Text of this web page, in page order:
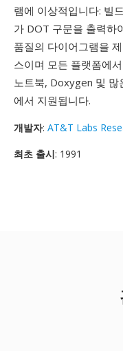
램에 이상적입니다: 빌
가 DOT 구문을 출력하
품질의 다이어그램을
스이며 모든 플랫폼에
노트북, Doxygen 및 많
에서 지원됩니다.
개발자: AT&T Labs
최초 출시: 1991